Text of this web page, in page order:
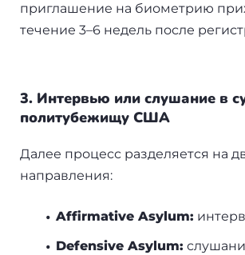
приглашение на биометрию
течение 3–6 недель после
3. Интервью или слушание в
политубежищу США
Далее процесс разделяется на
направления:
Affirmative Asylum:
Defensive Asylum: